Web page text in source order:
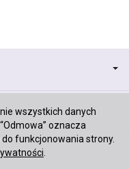
wszystkich danych
oznacza
funkcjonowania strony.